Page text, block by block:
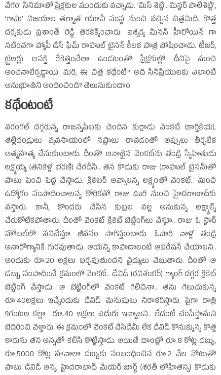
వేగం’ సినిమాతో ప్రేక్షకుల ముందుకు వచ్చాడు. ‘మిస్‌ శెట్టి.. మిస్టర్‌ పొలిశెట్టి’,
‘గామి’ విజయాల తర్వాత యూవీ సంస్థ నుంచి వచ్చిన చిత్రమిది. కొత్త
దర్శకుడు ప్రశాంత్‌ రెడ్డి తెరకెక్కించారు. ఐశ్వర్య మీనన్‌ హీరోయిన్‌ గా
నటించగా హ్యాపీ డేస్‌ ఫేమ్‌ రాహుల్‌ టైసన్‌ కీలక పాత్ర పోషించాడు. టీజర్‌,
ట్రైలర్లు ఆసక్తి రేకెత్తించేలా ఉండటంతో ప్రేక్షకుల్లో దీనిపై మంచి
అంచనాలేర్పడ్డాయి. మరి, ఈ చిత్ర కథేంటి? అది సినీప్రియులకు ఎలాంటి
అనుభూతిని అందించింది? తెలుసుకుందాం.
కథేంటంటే
వరంగల్‌ దగ్గరున్న రాజన్నపేటకు చెందిన కుర్రాడు వెంకట్‌ (కార్తికేయ).
తల్లిదండ్రులు వ్యవసాయంలో నష్టాలు రావడంతో అప్పులు తీర్చలేక
ఆత్మహత్య చేసుకుంటారు. దీంతో అనాథైన వెంకట్‌ను తండ్రి స్నేహితుడు
లక్ష్మయ్య (తనికెళ్ల భరణి) చేరదీసి.. తన కొడుకు రాజు (రాహుల్‌ టైసన్‌)తో
పాటు పెంచి పెద్ద చేస్తాడు. క్రికెటర్‌ అవ్వాలన్న లక్ష్యంతో వెంకట్‌.. మంచి
ఉద్యోగం సంపాదించాలన్న కోరికతో రాజు ఊరి నుంచి హైదరాబాద్‌కు
వస్తారు. కానీ, కొందరు చేసిన కుట్రల వల్ల అనుకున్న లక్ష్యాల్ని
చేరుకోలేకపోతారు. దీంతో వెంకట్‌ క్రికెట్‌ బెట్టింగ్‌లు వేస్తూ.. రాజు ఓ స్టార్‌
హోటల్‌లో పనిచేస్తూ జీవనం సాగిస్తుంటారు. ఓసారి వాళ్ల తండ్రి
అనారోగ్యానికి గురవుతాడు. ఆయన్ని కాపాడాలంటే ఆపరేషన్‌ చేయాలని..
అందుకు రూ:20 లక్షలు ఖర్చవుతుందని వైద్యులు చెబుతారు. దీంతో ఆ
డబ్బు సంపాదించే క్రమంలో వెంకట్‌.. డేవిడ్‌ (రవిశంకర్‌) గ్యాంగ్‌ దగ్గర క్రికెట్‌
బెట్టింగ్‌ వేస్తాడు. ఆ బెట్టింగ్‌లో వెంకట్‌ గెలిచినా.. తను గెలుచుకున్న
రూ.40లక్షలు ఇచ్చేందుకు డేవిడ్‌ మనుషులు నిరాకరిస్తారు. పైగా రాత్రి
9గంటల కల్లా రూ.40 లక్షలు ఎదురు ఇవ్వాలని.. లేదంటే చంపేస్తామని
బెదిరించి వెళ్తారు. ఈ క్రమంలో వెంకట్‌ చేసేదేమీ లేక డేవిడ్‌ కొనుక్కున్న కొత్త
కారును తన అన్నతో కలిసి కొట్టేస్తాడు. అయితే దాంట్లో రూ.8 కోట్ల డబ్బు,
రూ.5000 కోట్ల హవాలా డబ్బుకు సంబంధించిన రూ.2 వేల నోటుతో
పాటు డేవిడ్‌ అన్న, హైదరాబాద్‌ మేయర్‌ జార్జ్‌ (శరత్‌ లోహితస్వ) కొడుకు